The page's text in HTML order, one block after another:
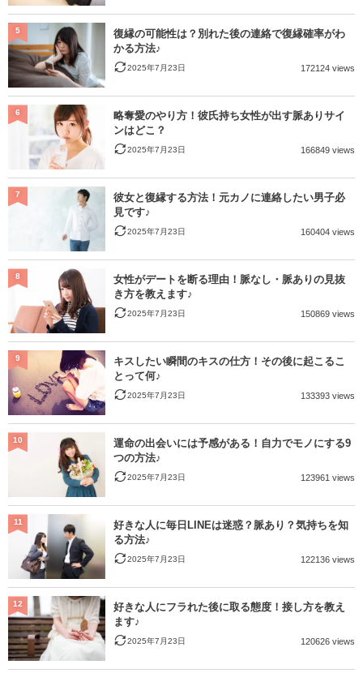
復縁の可能性は？別れた後の連絡で復縁確率がわ
かる方法♪
2025年7月23日 172124 views
5
略奪愛のやり方！彼氏持ち女性が出す脈ありサイ
ンはどこ？
2025年7月23日 166849 views
6
彼女と復縁する方法！元カノに連絡したい男子必
見です♪
2025年7月23日 160404 views
7
女性がデートを断る理由！脈なし・脈ありの見抜
き方を教えます♪
2025年7月23日 150869 views
8
キスしたい瞬間のキスの仕方！その後に起こるこ
とって何♪
2025年7月23日 133393 views
9
運命の出会いには予感がある！自力でモノにする9
つの方法♪
2025年7月23日 123961 views
10
好きな人に毎日LINEは迷惑？脈あり？気持ちを知
る方法♪
2025年7月23日 122136 views
11
好きな人にフラれた後に取る態度！接し方を教え
ます♪
2025年7月23日 120626 views
12